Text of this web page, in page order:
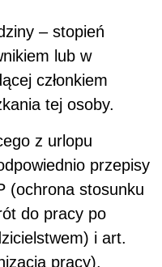
‒ stopień
lub w
członkiem
tej osoby.
z urlopu
przepisy
(ochrona stosunku
do pracy po
i art.
pracy).